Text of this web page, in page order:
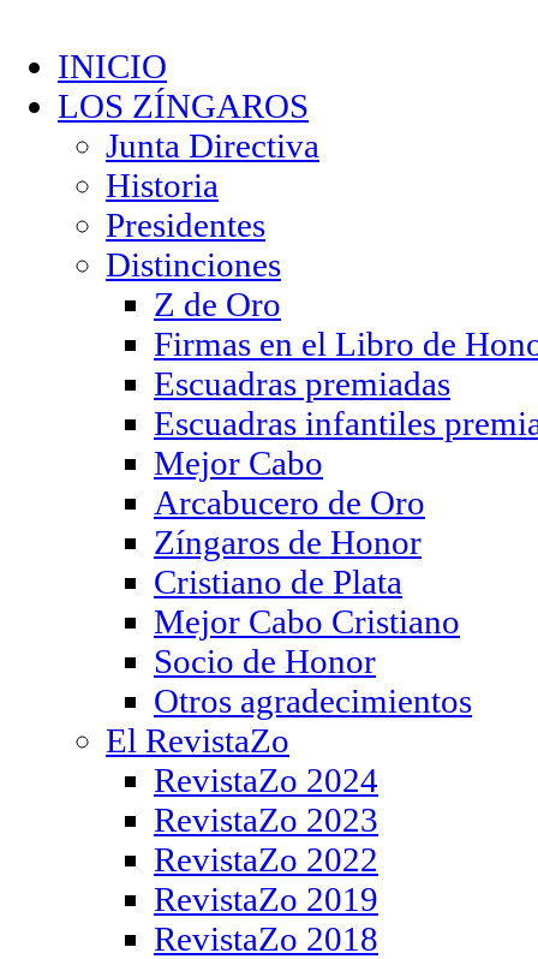
INICIO
LOS ZÍNGAROS
Junta Directiva
Historia
Presidentes
Distinciones
Z de Oro
Firmas en el Libro de
Escuadras premiadas
Escuadras infantiles
Mejor Cabo
Arcabucero de Oro
Zíngaros de Honor
Cristiano de Plata
Mejor Cabo Cristiano
Socio de Honor
Otros agradecimientos
El RevistaZo
RevistaZo 2024
RevistaZo 2023
RevistaZo 2022
RevistaZo 2019
RevistaZo 2018